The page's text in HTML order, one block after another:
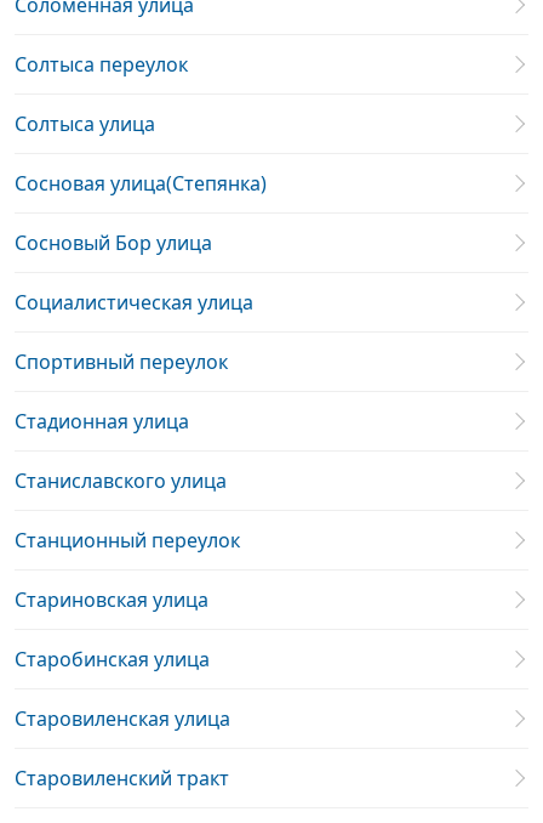
Солтыса переулок
Солтыса улица
Сосновая улица(Степянка)
Сосновый Бор улица
Социалистическая улица
Спортивный переулок
Стадионная улица
Станиславского улица
Станционный переулок
Стариновская улица
Старобинская улица
Старовиленская улица
Старовиленский тракт